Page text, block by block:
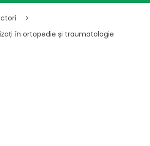
în ortopedie și traumatologie